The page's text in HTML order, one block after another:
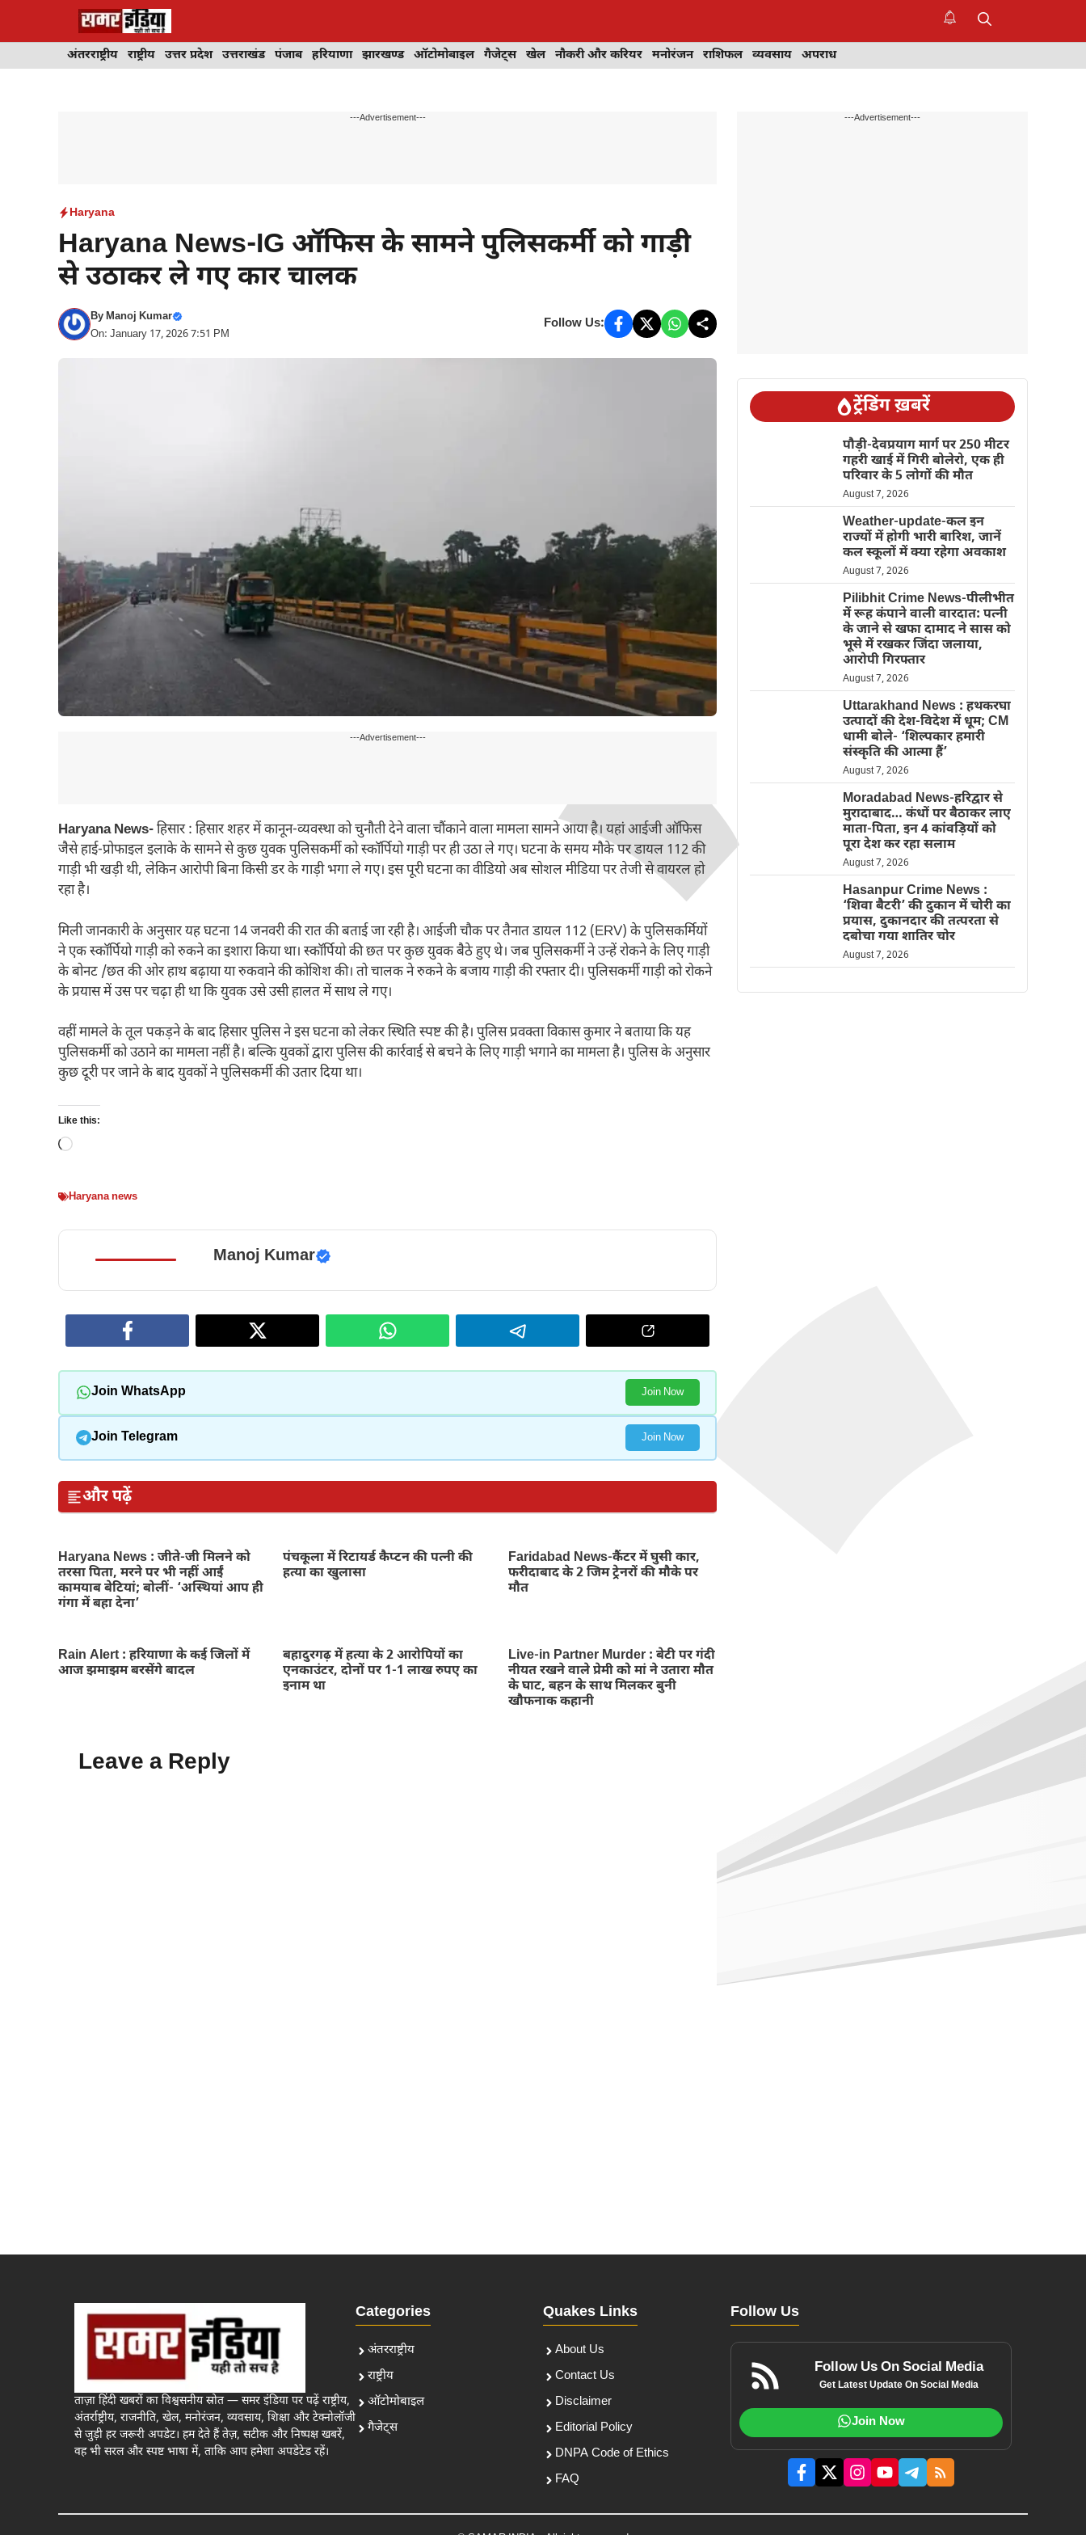
अंतरराष्ट्रीय राष्ट्रीय उत्तर प्रदेश उत्तराखंड पंजाब हरियाणा झारखण्ड ऑटोमोबाइल गैजेट्स खेल नौकरी और करियर मनोरंजन राशिफल व्यवसाय अपराध
---Advertisement---
Haryana
Haryana News-IG ऑफिस के सामने पुलिसकर्मी को गाड़ी
से उठाकर ले गए कार चालक
ByManoj Kumar
On: January 17, 2026 7:51 PM
Follow Us:
---Advertisement---
Haryana News-हिसार : हिसार शहर में कानून-व्यवस्था को चुनौती देने वाला चौंकाने वाला मामला सामने आया है। यहां आईजी ऑफिस
जैसे हाई-प्रोफाइल इलाके के सामने से कुछ युवक पुलिसकर्मी को स्कॉर्पियो गाड़ी पर ही उठा ले गए। घटना के समय मौके पर डायल 112 की
गाड़ी भी खड़ी थी, लेकिन आरोपी बिना किसी डर के गाड़ी भगा ले गए। इस पूरी घटना का वीडियो अब सोशल मीडिया पर तेजी से वायरल हो
रहा है।
मिली जानकारी के अनुसार यह घटना 14 जनवरी की रात की बताई जा रही है। आईजी चौक पर तैनात डायल 112 (ERV) के पुलिसकर्मियों
ने एक स्कॉर्पियो गाड़ी को रुकने का इशारा किया था। स्कॉर्पियो की छत पर कुछ युवक बैठे हुए थे। जब पुलिसकर्मी ने उन्हें रोकने के लिए गाड़ी
के बोनट /छत की ओर हाथ बढ़ाया या रुकवाने की कोशिश की। तो चालक ने रुकने के बजाय गाड़ी की रफ्तार दी। पुलिसकर्मी गाड़ी को रोकने
के प्रयास में उस पर चढ़ा ही था कि युवक उसे उसी हालत में साथ ले गए।
वहीं मामले के तूल पकड़ने के बाद हिसार पुलिस ने इस घटना को लेकर स्थिति स्पष्ट की है। पुलिस प्रवक्ता विकास कुमार ने बताया कि यह
पुलिसकर्मी को उठाने का मामला नहीं है। बल्कि युवकों द्वारा पुलिस की कार्रवाई से बचने के लिए गाड़ी भगाने का मामला है। पुलिस के अनुसार
कुछ दूरी पर जाने के बाद युवकों ने पुलिसकर्मी की उतार दिया था।
Like this:
Loading…
Haryana news
Manoj Kumar
Join WhatsApp Join Now
Join Telegram Join Now
और पढ़ें
Haryana News : जीते-जी मिलने को
तरसा पिता, मरने पर भी नहीं आईं
कामयाब बेटियां; बोलीं- ‘अस्थियां आप ही
गंगा में बहा देना’
पंचकूला में रिटायर्ड कैप्टन की पत्नी की
हत्या का खुलासा
Faridabad News-कैंटर में घुसी कार,
फरीदाबाद के 2 जिम ट्रेनरों की मौके पर
मौत
Rain Alert : हरियाणा के कई जिलों में
आज झमाझम बरसेंगे बादल
बहादुरगढ़ में हत्या के 2 आरोपियों का
एनकाउंटर, दोनों पर 1-1 लाख रुपए का
इनाम था
Live-in Partner Murder : बेटी पर गंदी
नीयत रखने वाले प्रेमी को मां ने उतारा मौत
के घाट, बहन के साथ मिलकर बुनी
खौफनाक कहानी
Leave a Reply
---Advertisement---
ट्रेंडिंग ख़बरें
पौड़ी-देवप्रयाग मार्ग पर 250 मीटर
गहरी खाई में गिरी बोलेरो, एक ही
परिवार के 5 लोगों की मौत
August 7, 2026
Weather-update-कल इन
राज्यों में होगी भारी बारिश, जानें
कल स्कूलों में क्या रहेगा अवकाश
August 7, 2026
Pilibhit Crime News-पीलीभीत
में रूह कंपाने वाली वारदात: पत्नी
के जाने से खफा दामाद ने सास को
भूसे में रखकर जिंदा जलाया,
आरोपी गिरफ्तार
August 7, 2026
Uttarakhand News : हथकरघा
उत्पादों की देश-विदेश में धूम; CM
धामी बोले- ‘शिल्पकार हमारी
संस्कृति की आत्मा हैं’
August 7, 2026
Moradabad News-हरिद्वार से
मुरादाबाद… कंधों पर बैठाकर लाए
माता-पिता, इन 4 कांवड़ियों को
पूरा देश कर रहा सलाम
August 7, 2026
Hasanpur Crime News :
‘शिवा बैटरी’ की दुकान में चोरी का
प्रयास, दुकानदार की तत्परता से
दबोचा गया शातिर चोर
August 7, 2026
ताज़ा हिंदी खबरों का विश्वसनीय स्रोत — समर इंडिया पर पढ़ें राष्ट्रीय,
अंतर्राष्ट्रीय, राजनीति, खेल, मनोरंजन, व्यवसाय, शिक्षा और टेक्नोलॉजी
से जुड़ी हर जरूरी अपडेट। हम देते हैं तेज़, सटीक और निष्पक्ष खबरें,
वह भी सरल और स्पष्ट भाषा में, ताकि आप हमेशा अपडेटेड रहें।
Categories
अंतरराष्ट्रीय
राष्ट्रीय
ऑटोमोबाइल
गैजेट्स
Quakes Links
About Us
Contact Us
Disclaimer
Editorial Policy
DNPA Code of Ethics
FAQ
Follow Us
Follow Us On Social Media
Get Latest Update On Social Media
Join Now